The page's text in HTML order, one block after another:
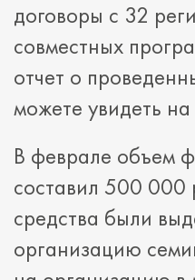
договоры с 32
совместных
отчет о
можете увидеть на
В феврале объем
составил 500 000
средства были
организацию